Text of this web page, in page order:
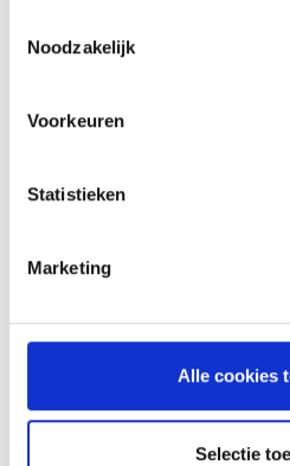
Noodzakelijk
Voorkeuren
Statistieken
Marketing
Alle cookies
Selectie